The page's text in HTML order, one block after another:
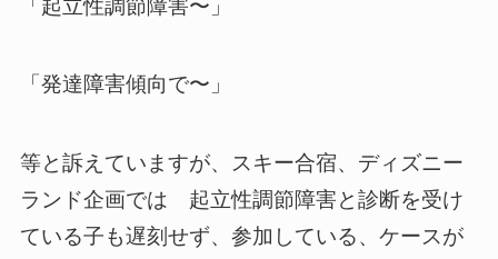
「起立性調節障害〜」
「発達障害傾向で〜」
等と訴えていますが、スキー合宿、ディズニー
ランド企画では 起立性調節障害と診断を受け
ている子も遅刻せず、参加している、ケースが